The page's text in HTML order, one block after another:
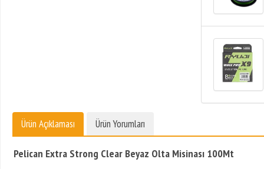
Ürün Açıklaması Ürün Yorumları
Pelican Extra Strong Clear Beyaz Olta Misinası 100Mt